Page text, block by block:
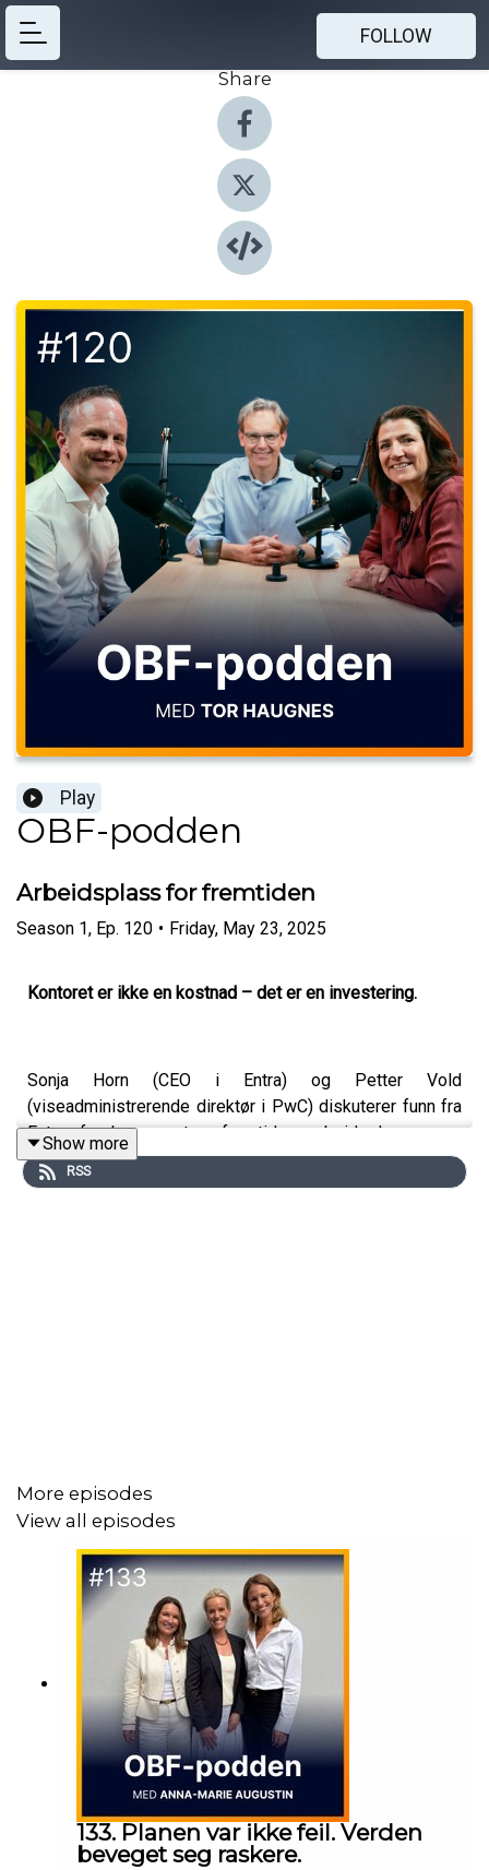
FOLLOW
Share
Play
OBF-podden
Arbeidsplass for fremtiden
Season 1, Ep. 120 • Friday, May 23, 2025
Kontoret er ikke en kostnad – det er en investering.
Sonja Horn (CEO i Entra) og Petter Vold
(viseadministrerende direktør i PwC) diskuterer funn fra
Entras ferske rapport om fremtidens arbeidsplass.
Hvordan bruker vi kontoret strategisk – for ledelse,
Show more
RSS
More episodes
View all episodes
133. Planen var ikke feil. Verden
beveget seg raskere.